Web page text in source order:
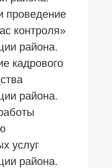
проведение
контроля»
района.
кадрового
района.
услуг
района.